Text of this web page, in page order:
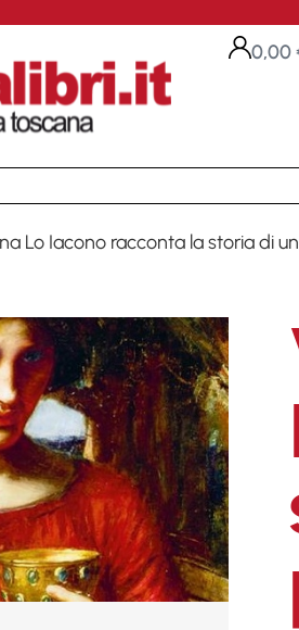
0,00
Lo Iacono racconta la storia di